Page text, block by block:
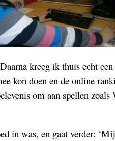
kreeg ik thuis echt
kon doen en de online
om aan spellen
in was, en gaat verder: